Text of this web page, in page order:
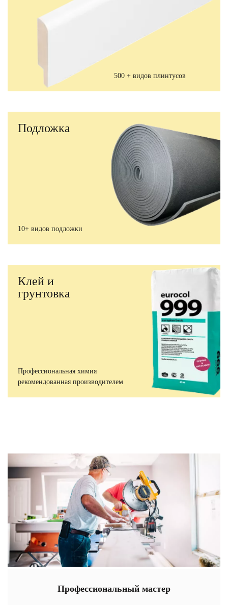
500 + видов плинтусов
Подложка
10+ видов подложки
Клей и
грунтовка
Профессиональная химия
рекомендованная производителем
Профессиональный мастер